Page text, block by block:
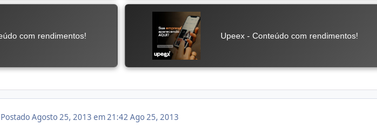
PostadoAgosto 25, 2013 em 21:42 Ago 25, 2013